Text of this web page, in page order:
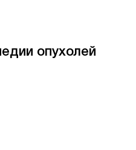
опухолей